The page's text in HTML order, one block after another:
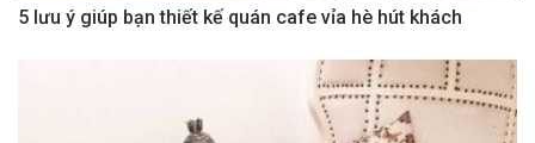
5 lưu ý giúp bạn thiết kế quán cafe vỉa hè hút khách